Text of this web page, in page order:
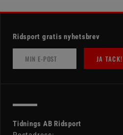
Ridsport gratis nyhetsbrev
JA TACK!
Tidnings AB Ridsport